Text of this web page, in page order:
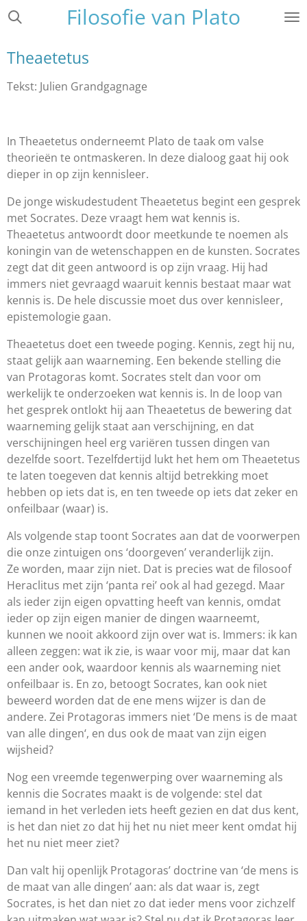
Ga
de
hoofdinhoud
Filosofie van Plato
Theaetetus
Tekst: Julien Grandgagnage
In Theaetetus onderneemt Plato de taak om valse
theorieën te ontmaskeren. In deze dialoog gaat hij ook
dieper in op zijn kennisleer.
De jonge wiskudestudent Theaetetus begint een gesprek
met Socrates. Deze vraagt hem wat kennis is.
Theaetetus antwoordt door meetkunde te noemen als
koningin van de wetenschappen en de kunsten. Socrates
zegt dat dit geen antwoord is op zijn vraag. Hij had
immers niet gevraagd waaruit kennis bestaat maar wat
kennis is. De hele discussie moet dus over kennisleer,
epistemologie gaan.
Theaetetus doet een tweede poging. Kennis, zegt hij nu,
staat gelijk aan waarneming. Een bekende stelling die
van Protagoras komt. Socrates stelt dan voor om
werkelijk te onderzoeken wat kennis is. In de loop van
het gesprek ontlokt hij aan Theaetetus de bewering dat
waarneming gelijk staat aan verschijning, en dat
verschijningen heel erg variëren tussen dingen van
dezelfde soort. Tezelfdertijd lukt het hem om Theaetetus
te laten toegeven dat kennis altijd betrekking moet
hebben op iets dat is, en ten tweede op iets dat zeker en
onfeilbaar (waar) is.
Als volgende stap toont Socrates aan dat de voorwerpen
die onze zintuigen ons ‘doorgeven’ veranderlijk zijn.
Ze worden, maarzijn niet. Dat is precies wat de filosoof
Heraclitus met zijn ‘panta rei’ ook al had gezegd. Maar
als ieder zijn eigen opvatting heeft van kennis, omdat
ieder op zijn eigen manier de dingen waarneemt,
kunnen we nooit akkoord zijn over wat is. Immers: ik kan
alleen zeggen: wat ik zie, is waar voor mij, maar dat kan
een ander ook, waardoor kennis als waarneming niet
onfeilbaar is. En zo, betoogt Socrates, kan ook niet
beweerd worden dat de ene mens wijzer is dan de
andere. Zei Protagoras immers niet ‘De mens is de maat
van alle dingen‘, en dus ook de maat van zijn eigen
wijsheid?
Nog een vreemde tegenwerping over waarneming als
kennis die Socrates maakt is de volgende: stel dat
iemand in het verleden iets heeft gezien en dat dus kent,
is het dan niet zo dat hij het nu niet meer kent omdat hij
het nu niet meer ziet?
Dan valt hij openlijk Protagoras’ doctrine van ‘de mens is
de maat van alle dingen’ aan: als dat waar is, zegt
Socrates, is het dan niet zo dat ieder mens voor zichzelf